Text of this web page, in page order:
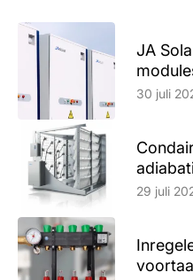
JA
Lees
30 juli
Lees
29 juli
Lees